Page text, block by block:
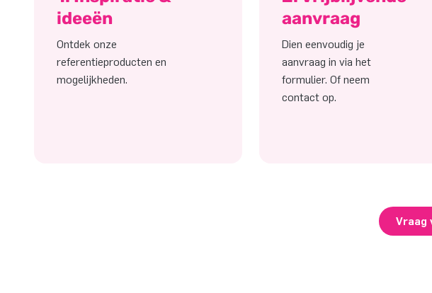
ideeën
Ontdek onze
referentieproducten en
mogelijkheden.
aanvraag
Dien eenvoudig je
aanvraag in via het
formulier. Of neem
contact op.
Vraag